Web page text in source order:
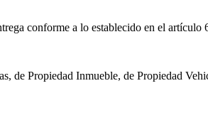
conforme a lo establecido en el artículo
de Propiedad Inmueble, de Propiedad